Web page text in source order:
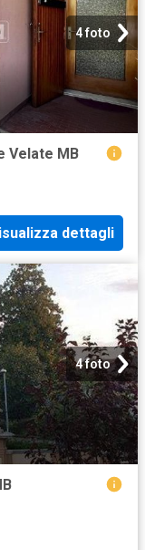
4 foto
Velate MB
dettagli
4 foto